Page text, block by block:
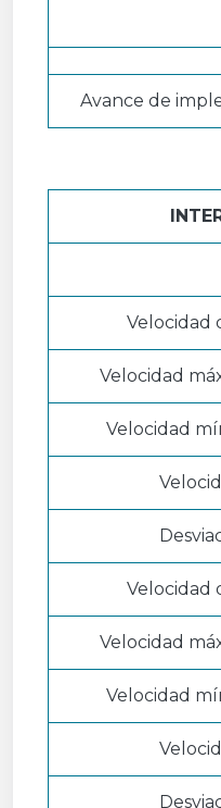
Avance de
Velocidad
Velocidad
Velocidad
Velocidad
Velocidad
Velocidad